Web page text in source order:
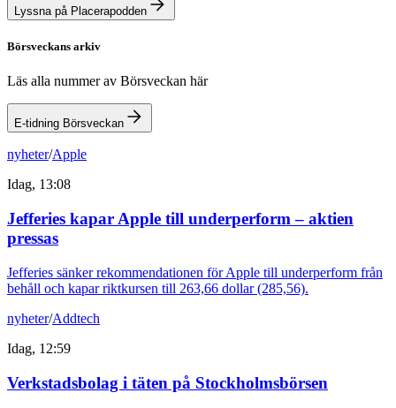
Lyssna på Placerapodden
Börsveckans arkiv
Läs alla nummer av Börsveckan här
E-tidning Börsveckan
nyheter/Apple
Idag, 13:08
Jefferies kapar Apple till underperform – aktien
pressas
Jefferies sänker rekommendationen för Apple till underperform från
behåll och kapar riktkursen till 263,66 dollar (285,56).
nyheter/Addtech
Idag, 12:59
Verkstadsbolag i täten på Stockholmsbörsen